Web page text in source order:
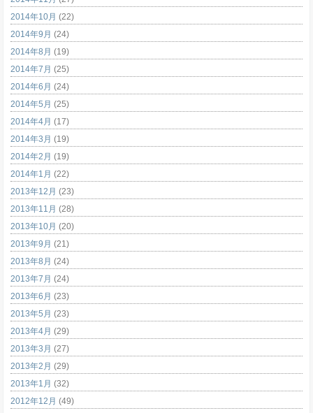
2014年10月 (22)
2014年9月 (24)
2014年8月 (19)
2014年7月 (25)
2014年6月 (24)
2014年5月 (25)
2014年4月 (17)
2014年3月 (19)
2014年2月 (19)
2014年1月 (22)
2013年12月 (23)
2013年11月 (28)
2013年10月 (20)
2013年9月 (21)
2013年8月 (24)
2013年7月 (24)
2013年6月 (23)
2013年5月 (23)
2013年4月 (29)
2013年3月 (27)
2013年2月 (29)
2013年1月 (32)
2012年12月 (49)